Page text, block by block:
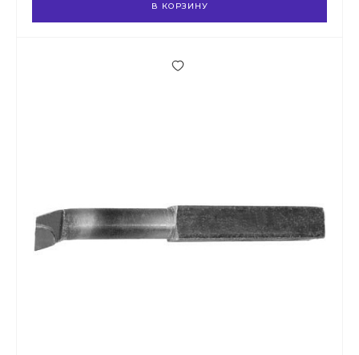
В КОРЗИНУ